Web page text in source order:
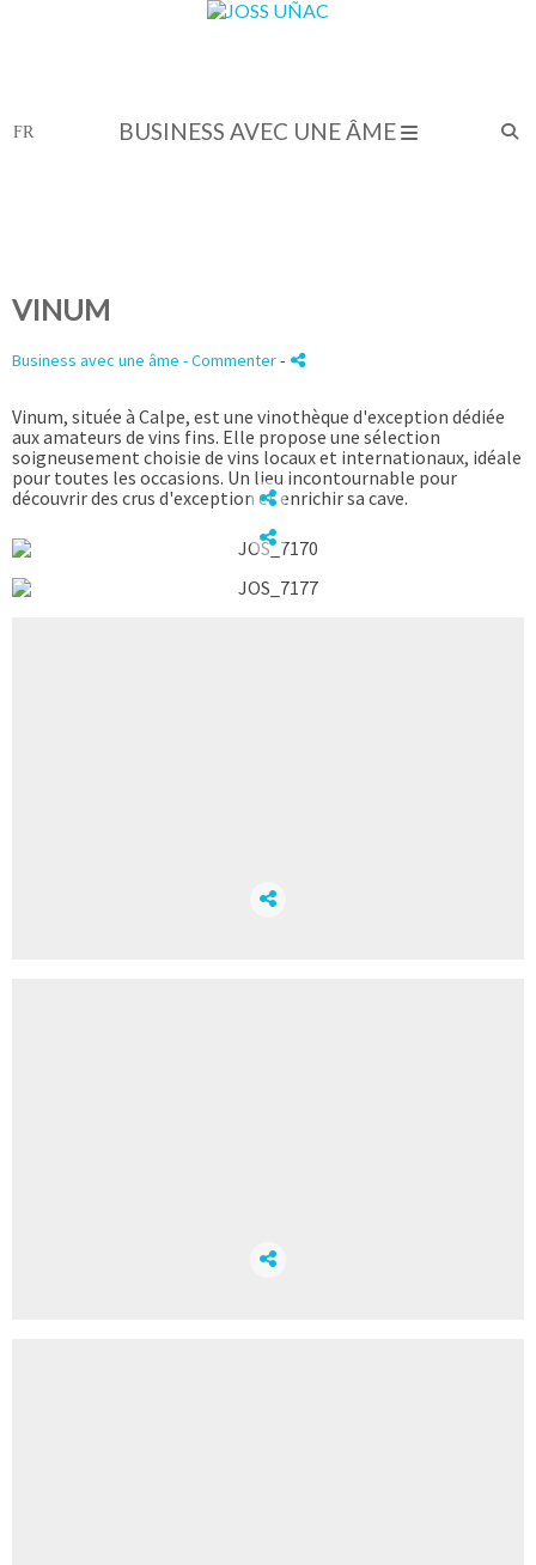
BUSINESS AVEC UNE ÂME
VINUM
Business avec une âme - Commenter-
Vinum, située à Calpe, est une vinothèque d'exception dédiée
aux amateurs de vins fins. Elle propose une sélection
soigneusement choisie de vins locaux et internationaux, idéale
pour toutes les occasions. Un lieu incontournable pour
découvrir des crus d'exception et enrichir sa cave.